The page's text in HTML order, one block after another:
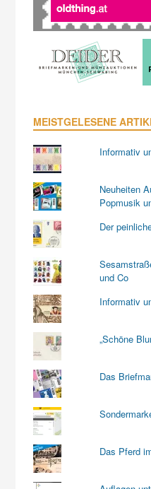
MEISTGELESENE
Informativ
Neuheiten
Popmusik
Der
und Co
Informativ
„Schöne
Das
Das Pferd